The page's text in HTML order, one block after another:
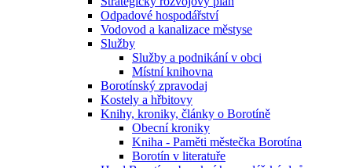
Odpadové hospodářství
Vodovod a kanalizace městyse
Služby
Služby a podnikání v obci
Místní knihovna
Borotínský zpravodaj
Kostely a hřbitovy
Knihy, kroniky, články o Borotíně
Obecní kroniky
Kniha - Paměti městečka Borotína
Borotín v literatuře